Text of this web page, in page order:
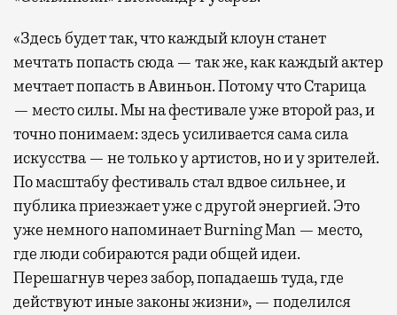
«Здесь будет так, что каждый клоун станет
мечтать попасть сюда — так же, как каждый актер
мечтает попасть в Авиньон. Потому что Старица
— место силы. Мы на фестивале уже второй раз, и
точно понимаем: здесь усиливается сама сила
искусства — не только у артистов, но и у зрителей.
По масштабу фестиваль стал вдвое сильнее, и
публика приезжает уже с другой энергией. Это
уже немного напоминает Burning Man — место,
где люди собираются ради общей идеи.
Перешагнув через забор, попадаешь туда, где
действуют иные законы жизни», — поделился